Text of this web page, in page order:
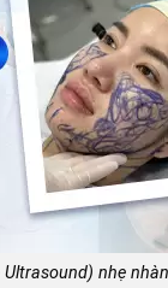
nhẹ